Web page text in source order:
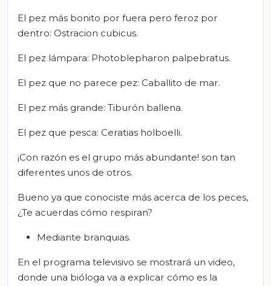
El pez más bonito por fuera pero feroz por
dentro: Ostracion cubicus.
El pez lámpara: Photoblepharon palpebratus.
El pez que no parece pez: Caballito de mar.
El pez más grande: Tiburón ballena.
El pez que pesca: Ceratias holboelli.
¡Con razón es el grupo más abundante! son tan
diferentes unos de otros.
Bueno ya que conociste más acerca de los peces,
¿Te acuerdas cómo respiran?
Mediante branquias.
En el programa televisivo se mostrará un video,
donde una bióloga va a explicar cómo es la